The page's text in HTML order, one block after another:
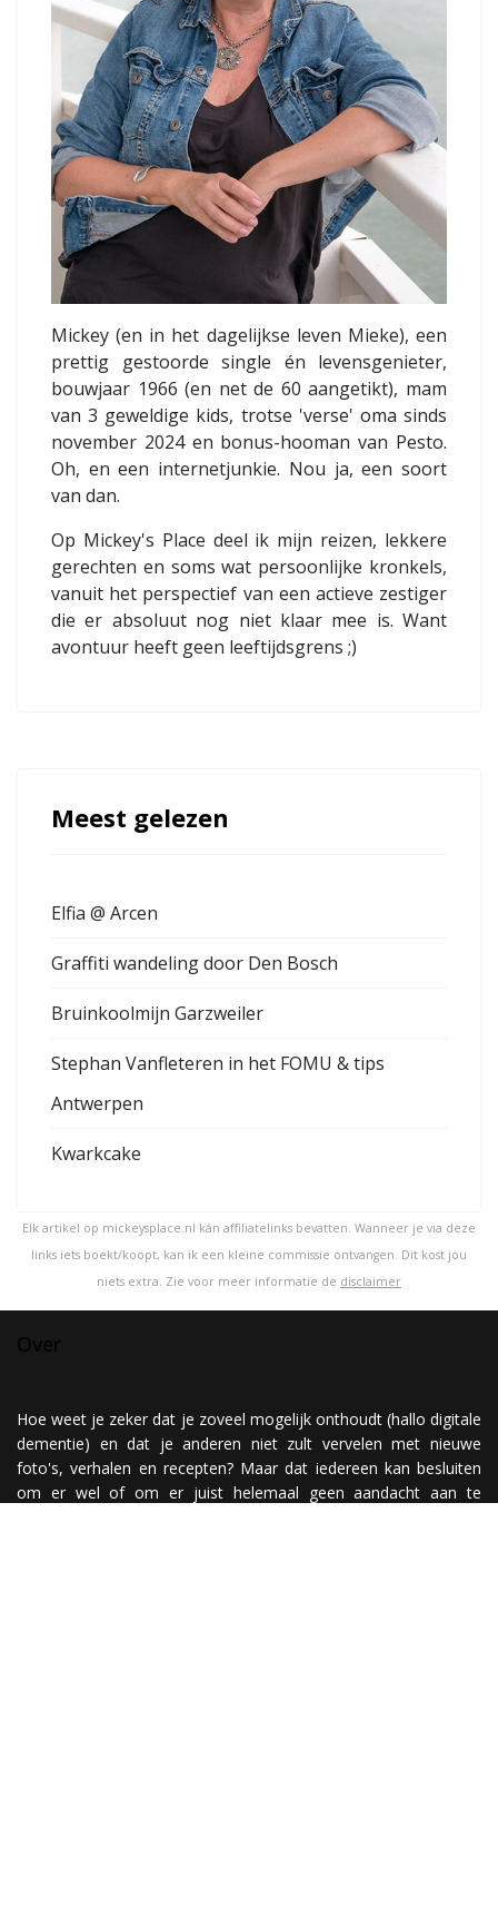
Mickey (en in het dagelijkse leven Mieke), een
prettig gestoorde single én levensgenieter,
bouwjaar 1966 (en net de 60 aangetikt), mam
van 3 geweldige kids, trotse 'verse' oma sinds
november 2024 en bonus-hooman van Pesto.
Oh, en een internetjunkie. Nou ja, een soort
van dan.
Op Mickey's Place deel ik mijn reizen, lekkere
gerechten en soms wat persoonlijke kronkels,
vanuit het perspectief van een actieve zestiger
die er absoluut nog niet klaar mee is. Want
avontuur heeft geen leeftijdsgrens ;)
Meest gelezen
Elfia @ Arcen
Graffiti wandeling door Den Bosch
Bruinkoolmijn Garzweiler
Stephan Vanfleteren in het FOMU & tips
Antwerpen
Kwarkcake
Elk artikel op mickeysplace.nl kán affiliatelinks bevatten. Wanneer je via deze
links iets boekt/koopt, kan ik een kleine commissie ontvangen. Dit kost jou
niets extra. Zie voor meer informatie de disclaimer
Hoe weet je zeker dat je zoveel mogelijk onthoudt (hallo digitale
dementie) en dat je anderen niet zult vervelen met nieuwe
foto's, verhalen en recepten? Maar dat iedereen kan besluiten
om er wel of om er juist helemaal geen aandacht aan te